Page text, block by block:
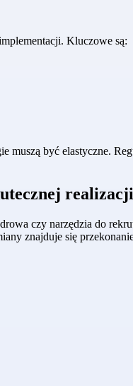
Kluczowe są:
muszą być elastyczne.
realizacji
czy narzędzia do
znajduje się